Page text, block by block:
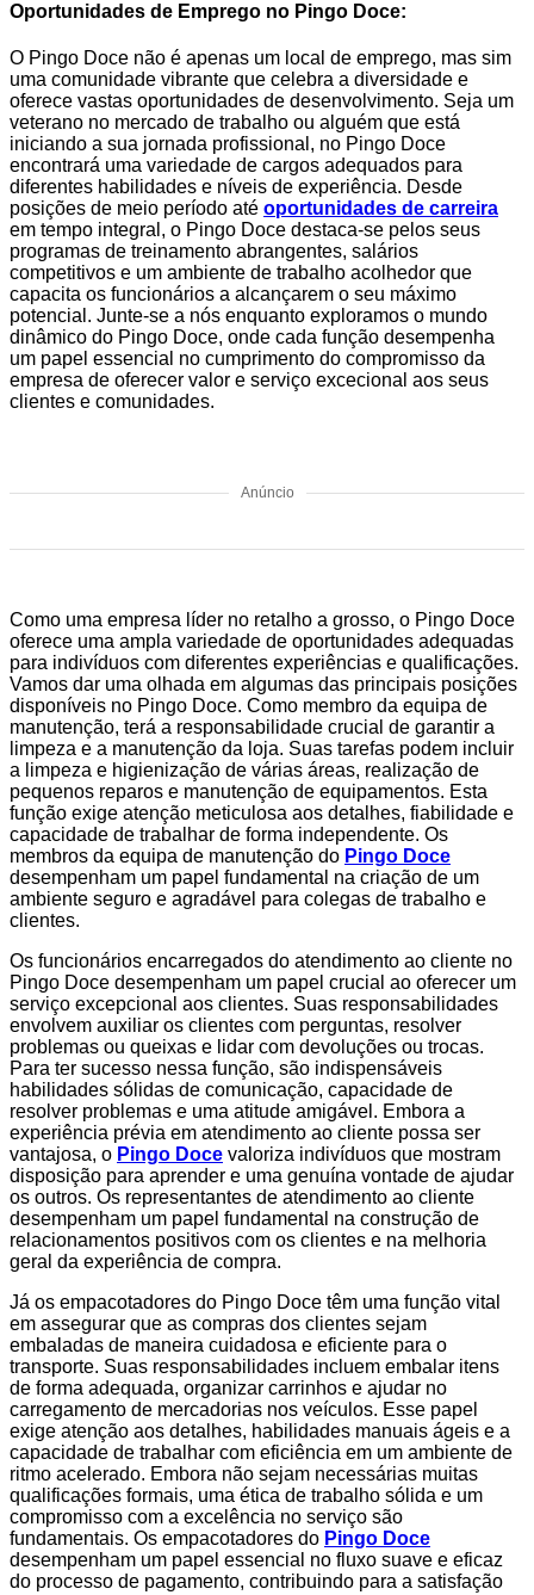
Oportunidades de Emprego no Pingo Doce:
O Pingo Doce não é apenas um local de emprego, mas sim
uma comunidade vibrante que celebra a diversidade e
oferece vastas oportunidades de desenvolvimento. Seja um
veterano no mercado de trabalho ou alguém que está
iniciando a sua jornada profissional, no Pingo Doce
encontrará uma variedade de cargos adequados para
diferentes habilidades e níveis de experiência. Desde
posições de meio período até oportunidades de carreira
em tempo integral, o Pingo Doce destaca-se pelos seus
programas de treinamento abrangentes, salários
competitivos e um ambiente de trabalho acolhedor que
capacita os funcionários a alcançarem o seu máximo
potencial. Junte-se a nós enquanto exploramos o mundo
dinâmico do Pingo Doce, onde cada função desempenha
um papel essencial no cumprimento do compromisso da
empresa de oferecer valor e serviço excecional aos seus
clientes e comunidades.
Anúncio
Como uma empresa líder no retalho a grosso, o Pingo Doce
oferece uma ampla variedade de oportunidades adequadas
para indivíduos com diferentes experiências e qualificações.
Vamos dar uma olhada em algumas das principais posições
disponíveis no Pingo Doce. Como membro da equipa de
manutenção, terá a responsabilidade crucial de garantir a
limpeza e a manutenção da loja. Suas tarefas podem incluir
a limpeza e higienização de várias áreas, realização de
pequenos reparos e manutenção de equipamentos. Esta
função exige atenção meticulosa aos detalhes, fiabilidade e
capacidade de trabalhar de forma independente. Os
membros da equipa de manutenção do Pingo Doce
desempenham um papel fundamental na criação de um
ambiente seguro e agradável para colegas de trabalho e
clientes.
Os funcionários encarregados do atendimento ao cliente no
Pingo Doce desempenham um papel crucial ao oferecer um
serviço excepcional aos clientes. Suas responsabilidades
envolvem auxiliar os clientes com perguntas, resolver
problemas ou queixas e lidar com devoluções ou trocas.
Para ter sucesso nessa função, são indispensáveis
habilidades sólidas de comunicação, capacidade de
resolver problemas e uma atitude amigável. Embora a
experiência prévia em atendimento ao cliente possa ser
vantajosa, o Pingo Doce valoriza indivíduos que mostram
disposição para aprender e uma genuína vontade de ajudar
os outros. Os representantes de atendimento ao cliente
desempenham um papel fundamental na construção de
relacionamentos positivos com os clientes e na melhoria
geral da experiência de compra.
Já os empacotadores do Pingo Doce têm uma função vital
em assegurar que as compras dos clientes sejam
embaladas de maneira cuidadosa e eficiente para o
transporte. Suas responsabilidades incluem embalar itens
de forma adequada, organizar carrinhos e ajudar no
carregamento de mercadorias nos veículos. Esse papel
exige atenção aos detalhes, habilidades manuais ágeis e a
capacidade de trabalhar com eficiência em um ambiente de
ritmo acelerado. Embora não sejam necessárias muitas
qualificações formais, uma ética de trabalho sólida e um
compromisso com a excelência no serviço são
fundamentais. Os empacotadores do Pingo Doce
desempenham um papel essencial no fluxo suave e eficaz
do processo de pagamento, contribuindo para a satisfação